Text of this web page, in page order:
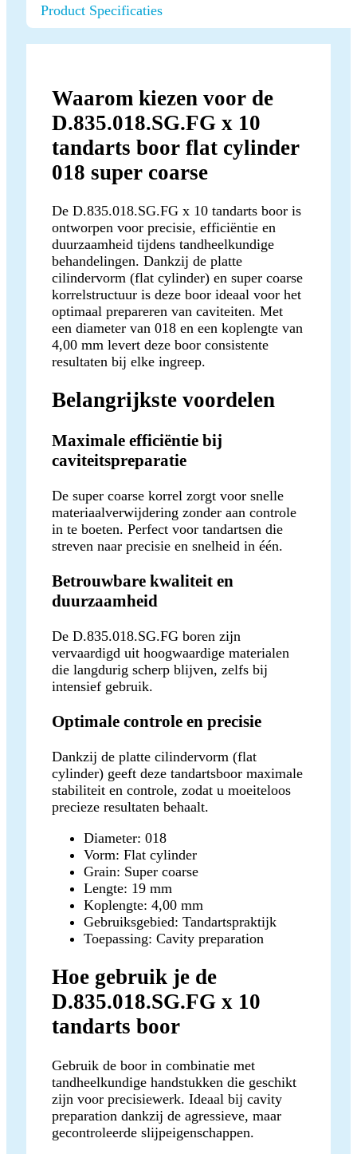
Product Specificaties
Waarom kiezen voor de
D.835.018.SG.FG x 10
tandarts boor flat cylinder
018 super coarse
De D.835.018.SG.FG x 10 tandarts boor is
ontworpen voor precisie, efficiëntie en
duurzaamheid tijdens tandheelkundige
behandelingen. Dankzij de platte
cilindervorm (flat cylinder) en super coarse
korrelstructuur is deze boor ideaal voor het
optimaal prepareren van caviteiten. Met
een diameter van 018 en een koplengte van
4,00 mm levert deze boor consistente
resultaten bij elke ingreep.
Belangrijkste voordelen
Maximale efficiëntie bij
caviteitspreparatie
De super coarse korrel zorgt voor snelle
materiaalverwijdering zonder aan controle
in te boeten. Perfect voor tandartsen die
streven naar precisie en snelheid in één.
Betrouwbare kwaliteit en
duurzaamheid
De D.835.018.SG.FG boren zijn
vervaardigd uit hoogwaardige materialen
die langdurig scherp blijven, zelfs bij
intensief gebruik.
Optimale controle en precisie
Dankzij de platte cilindervorm (flat
cylinder) geeft deze tandartsboor maximale
stabiliteit en controle, zodat u moeiteloos
precieze resultaten behaalt.
Diameter: 018
Vorm: Flat cylinder
Grain: Super coarse
Lengte: 19 mm
Koplengte: 4,00 mm
Gebruiksgebied: Tandartspraktijk
Toepassing: Cavity preparation
Hoe gebruik je de
D.835.018.SG.FG x 10
tandarts boor
Gebruik de boor in combinatie met
tandheelkundige handstukken die geschikt
zijn voor precisiewerk. Ideaal bij cavity
preparation dankzij de agressieve, maar
gecontroleerde slijpeigenschappen.